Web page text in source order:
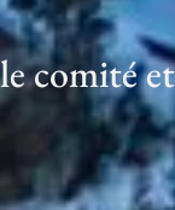
comité